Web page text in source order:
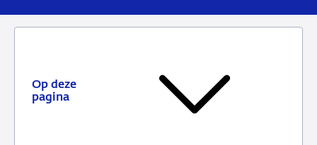
Op deze
pagina